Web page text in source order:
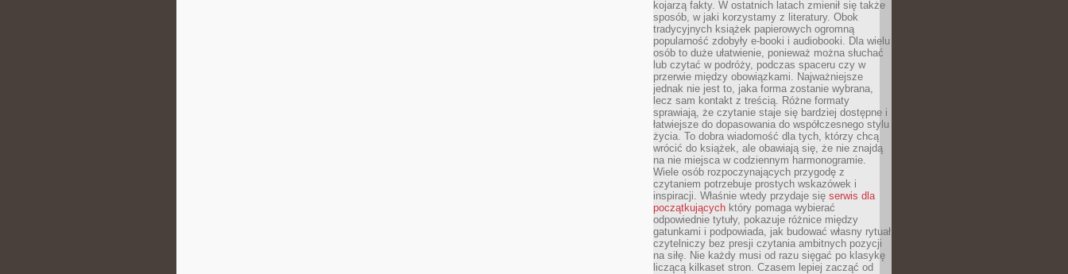
kojarzą fakty. W ostatnich latach zmienił się także
sposób, w jaki korzystamy z literatury. Obok
tradycyjnych książek papierowych ogromną
popularność zdobyły e-booki i audiobooki. Dla wielu
osób to duże ułatwienie, ponieważ można słuchać
lub czytać w podróży, podczas spaceru czy w
przerwie między obowiązkami. Najważniejsze
jednak nie jest to, jaka forma zostanie wybrana,
lecz sam kontakt z treścią. Różne formaty
sprawiają, że czytanie staje się bardziej dostępne i
łatwiejsze do dopasowania do współczesnego stylu
życia. To dobra wiadomość dla tych, którzy chcą
wrócić do książek, ale obawiają się, że nie znajdą
na nie miejsca w codziennym harmonogramie.
Wiele osób rozpoczynających przygodę z
czytaniem potrzebuje prostych wskazówek i
inspiracji. Właśnie wtedy przydaje się serwis dla
początkujących który pomaga wybierać
odpowiednie tytuły, pokazuje różnice między
gatunkami i podpowiada, jak budować własny rytuał
czytelniczy bez presji czytania ambitnych pozycji
na siłę. Nie każdy musi od razu sięgać po klasykę
liczącą kilkaset stron. Czasem lepiej zacząć od